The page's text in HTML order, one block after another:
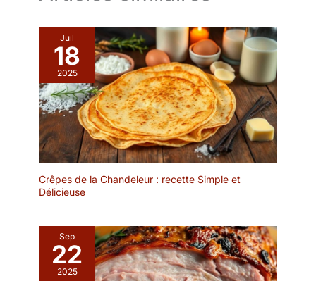
Juil
18
2025
Crêpes de la Chandeleur : recette Simple et
Délicieuse
Sep
22
2025